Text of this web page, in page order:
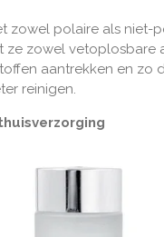
zowel polaire als niet-
ze zowel vetoplosbare
aantrekken en zo
reinigen.